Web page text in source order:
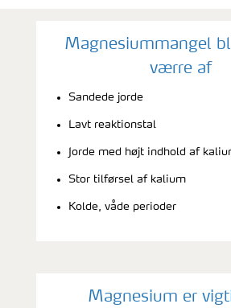
Magnesiummangel
værre af
Sandede jorde
Lavt reaktionstal
Jorde med højt indhold af
Stor tilførsel af kalium
Kolde, våde perioder
Magnesium er